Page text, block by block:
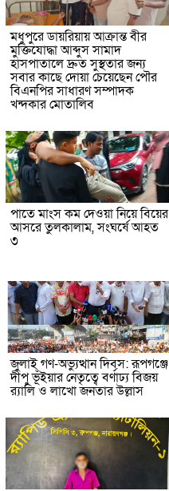
মধুপুরে ডায়রিয়ায় আক্রান্ত বীর
মুক্তিযোদ্ধা আব্দুস সামাদ
হাসপাতালে দ্রুত সুস্থতার জন্য
সবার কাছে দোয়া চেয়েছেন পৌর
বিএনপির সাধারণ সম্পাদক
খন্দকার মোতালিব
পাতে মাংস কম দেওয়া নিয়ে বিয়ের
আসরে তুলকালাম, সংঘর্ষে আহত
৩
জুলাই গণ-অভ্যুত্থান দিবস: রূপগঞ্জে
দীপু ভূঁইয়ার নেতৃত্বে বর্ণাঢ্য বিজয়
র‌্যালি ও লাখো জনতার উল্লাস